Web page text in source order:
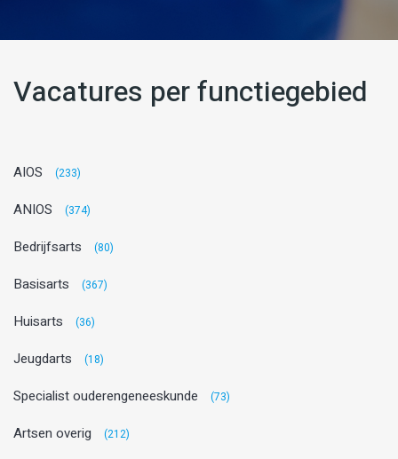
Vacatures per functiegebied
AIOS (233)
ANIOS (374)
Bedrijfsarts (80)
Basisarts (367)
Huisarts (36)
Jeugdarts (18)
Specialist ouderengeneeskunde (73)
Artsen overig (212)